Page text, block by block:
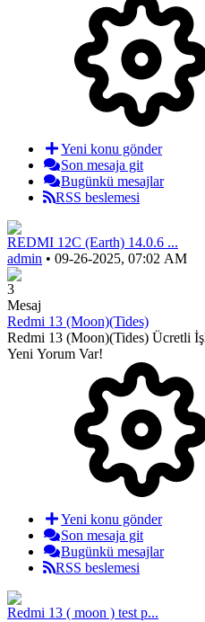
Yeni konu gönder
Son mesaja git
Bugünkü mesajlar
RSS beslemesi
REDMI 12C (Earth) 14.0.6 ...
admin • 09-26-2025, 07:02 AM
3
Mesaj
Redmi 13 (Moon)(Tides)
Redmi 13 (Moon)(Tides) Ücretli
Yeni Yorum Var!
Yeni konu gönder
Son mesaja git
Bugünkü mesajlar
RSS beslemesi
Redmi 13 ( moon ) test p...